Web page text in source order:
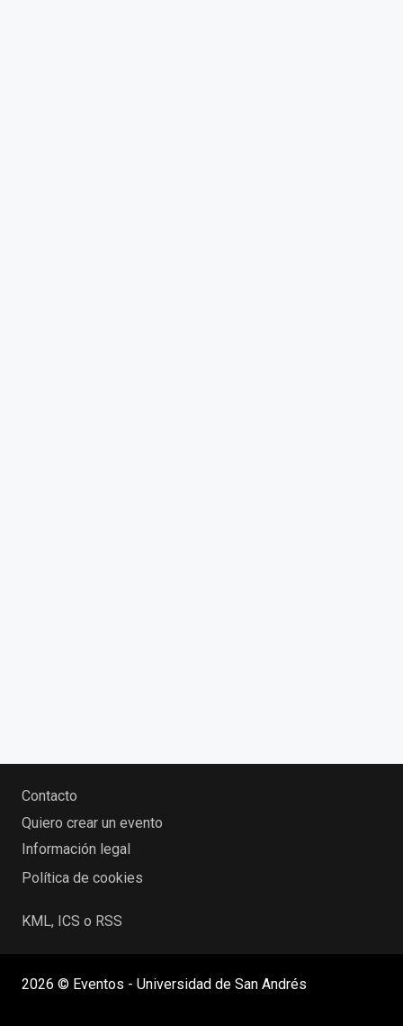
Contacto
Quiero crear un evento
Información legal
Política de cookies
KML, ICS o RSS
2026 © Eventos - Universidad de San Andrés